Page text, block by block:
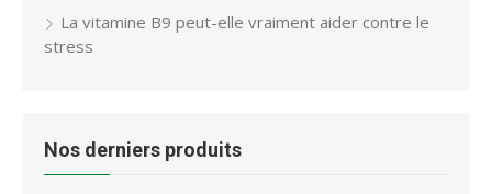
La vitamine B9 peut-elle vraiment aider contre le
stress
Nos derniers produits